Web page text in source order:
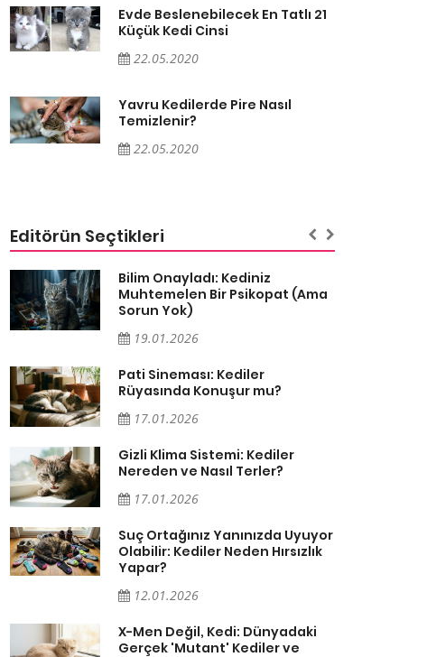
Evde Beslenebilecek En Tatlı 21
Küçük Kedi Cinsi
22.05.2020
Yavru Kedilerde Pire Nasıl
Temizlenir?
22.05.2020
Editörün Seçtikleri
Bilim Onayladı: Kediniz
Muhtemelen Bir Psikopat (Ama
Sorun Yok)
19.01.2026
Pati Sineması: Kediler
Rüyasında Konuşur mu?
17.01.2026
Gizli Klima Sistemi: Kediler
Nereden ve Nasıl Terler?
17.01.2026
Suç Ortağınız Yanınızda Uyuyor
Olabilir: Kediler Neden Hırsızlık
Yapar?
12.01.2026
X-Men Değil, Kedi: Dünyadaki
Gerçek 'Mutant' Kediler ve